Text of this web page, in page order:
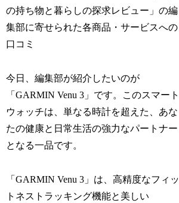
の持ち物と暮らしの探求レビュー」の編
集部に寄せられた各商品・サービスへの
口コミ
今日、編集部が紹介したいのが
「GARMIN Venu 3」です。このスマート
ウォッチは、単なる時計を超えた、あな
たの健康と日常生活の強力なパートナー
となる一品です。
「GARMIN Venu 3」は、高精度なフィッ
トネストラッキング機能と美しい